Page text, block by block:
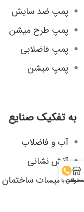
پمپ ضد سایش
پمپ طرح میشن
پمپ فاضلابی
پمپ میشن
به تفکیک صنایع
آب و فاضلاب
آتش نشانی
تاسیسات ساختمان
تماس با ما